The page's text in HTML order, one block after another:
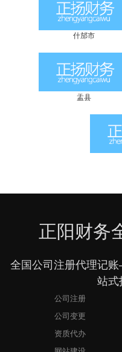
什邡市
盂县
正阳财务
全国公司注册代理记
站式
公司注册
公司变更
资质代办